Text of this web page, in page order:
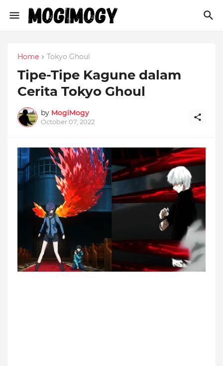
Home Tokyo Ghoul
Tipe-Tipe Kagune dalam
Cerita Tokyo Ghoul
by MogiMogy
October 07, 2022